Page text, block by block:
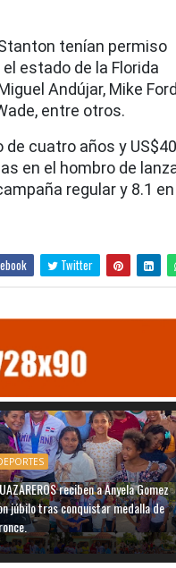
tenían permiso
estado de la Florida
Andújar, Mike
entre otros.
cuatro años y US$40
en el hombro de
regular y 8.1 en
Twitter
reciben a Anyela Gomez
júbilo tras conquistar medalla de